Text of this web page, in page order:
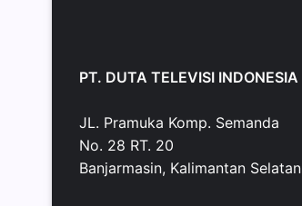
PT. DUTA TELEVISI INDONESIA
JL. Pramuka Komp. Semanda
No. 28 RT. 20
Banjarmasin, Kalimantan Selatan